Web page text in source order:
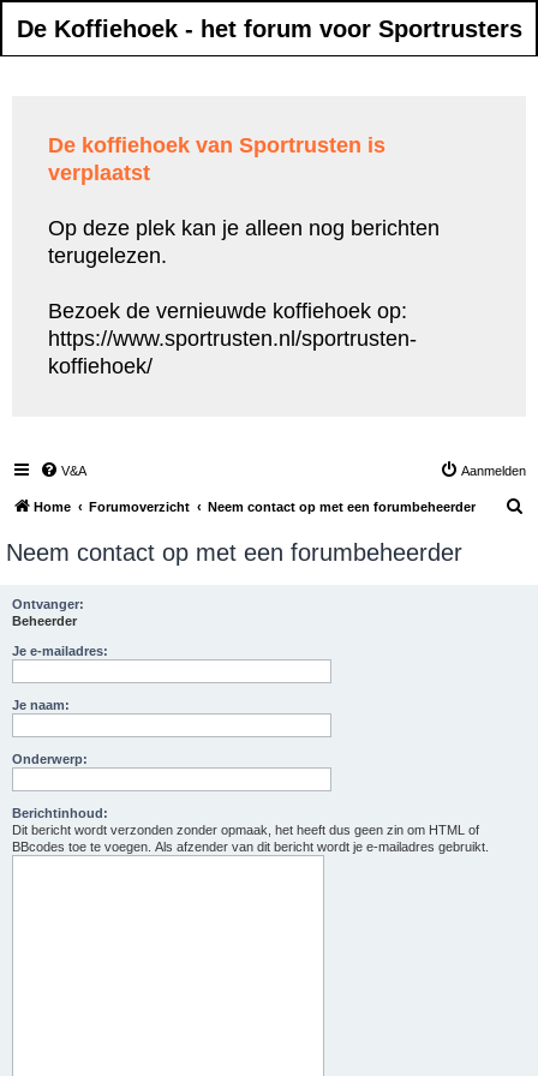
De Koffiehoek - het forum voor Sportrusters
De koffiehoek van Sportrusten is
verplaatst
Op deze plek kan je alleen nog berichten
terugelezen.
Bezoek de vernieuwde koffiehoek op:
https://www.sportrusten.nl/sportrusten-
koffiehoek/
V&A Aanmelden
Home Forumoverzicht Neem contact op met een forumbeheerder
Neem contact op met een forumbeheerder
Ontvanger:
Beheerder
Je e-mailadres:
Je naam:
Onderwerp:
Berichtinhoud:
Dit bericht wordt verzonden zonder opmaak, het heeft dus geen zin om HTML of
BBcodes toe te voegen. Als afzender van dit bericht wordt je e-mailadres gebruikt.